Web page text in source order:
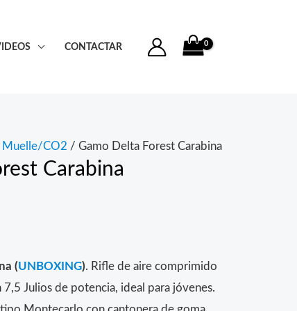
CONTACTAR
Muelle/CO2 / Gamo Delta Forest Carabina
Carabina
(UNBOXING). Rifle de aire comprimido
Julios de potencia, ideal para jóvenes.